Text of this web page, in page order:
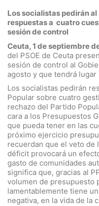
Los socialistas pedirán
respuestas a cuatro
sesión de control
Ceuta, 1 de septiembre
del PSOE de Ceuta
sesión de control al
agosto y que tendrá lugar
Los socialistas pedirán
Popular sobre cuatro
rechazo del Partido
cara a los Presupuestos
que pueda tener en las
próximo ejercicio
recuerdan que el veto de
déficit provocará un
gasto de comunidades
significa que, gracias al
volumen de presupuesto
lamentablemente tiene
negativa, en la vida de la